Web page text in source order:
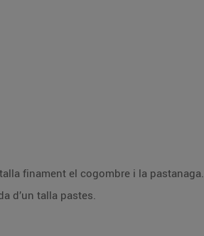
Amb l’ajuda d’una mandolina, talla finament el cogombre i la pastanaga.
fes-ne cercles, amb l’ajuda d’un talla pastes.